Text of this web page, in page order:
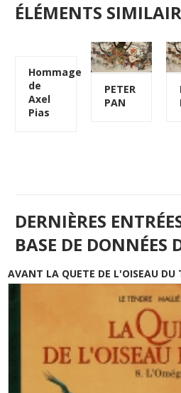
ÉLÉMENTS
Hommage
de
Axel
Pias
PETER
PAN
DERNIÈRES
BASE DE DONNÉES
AVANT LA QUETE DE L'OISEAU DU